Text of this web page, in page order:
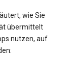
wie Sie
übermittelt
nutzen, auf